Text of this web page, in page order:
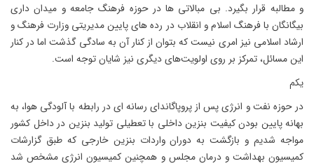
و مطالبه قرار بگیرد. بی مبالاتی ها در حوزه فرهنگ جامعه و میدان داری
بیگانگان با فرهنگ اسلام و انقلاب در رده های پایین مدیریتی وزارت فرهنگ و
ارشاد اسلامی نیز امری نیست که بتوان از کنار آن به سادگی گذشت اما در کنار
این مسائل، تمرکز بر روی اولویت‌های دیگری نیز شایان توجه است.
یکم
در حوزه نفت و انرژی پس از پروپاگاندای رسانه ای در رابطه با آلودگی هوا، به
بهانه پایین بودن کیفیت بنزین داخلی با تعطیلی تولید بنزین در داخل کشور
مواجه شدیم و بازگشت به دوران واردات بنزین خارجی که طبق گزارشات
کمیسیون بهداشت و درمان مجلس و همچنین کمیسیون انرژی مشخص شد